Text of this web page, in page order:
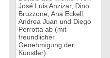
José Luis Anzizar, Dino
Bruzzone, Ana Eckell,
Andrea Juan und Diego
Perrotta ab (mit
freundlicher
Genehmigung der
Künstler).